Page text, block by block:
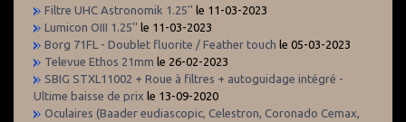
Filtre UHC Astronomik 1.25'' le 11-03-2023
Lumicon OIII 1.25'' le 11-03-2023
Borg 71FL - Doublet fluorite / Feather touch le 05-03-2023
Televue Ethos 21mm le 26-02-2023
SBIG STXL11002 + Roue à filtres + autoguidage intégré -
Ultime baisse de prix le 13-09-2020
Oculaires (Baader eudiascopic, Celestron, Coronado Cemax,